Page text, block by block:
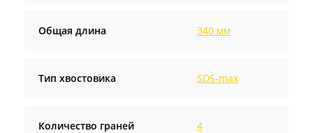
Общая длина 340 мм
Тип хвостовика SDS-max
Количество граней 4